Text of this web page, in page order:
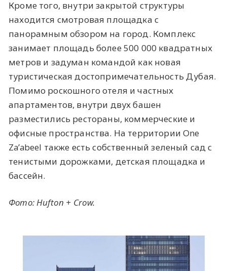
Кроме того, внутри закрытой структуры
находится смотровая площадка с
панорамным обзором на город. Комплекс
занимает площадь более 500 000 квадратных
метров и задуман командой как новая
туристическая достопримечательность Дубая.
Помимо роскошного отеля и частных
апартаментов, внутри двух башен
разместились рестораны, коммерческие и
офисные пространства. На территории One
Za’abeel также есть собственный зеленый сад с
тенистыми дорожками, детская площадка и
бассейн.
Фото: Hufton + Crow.